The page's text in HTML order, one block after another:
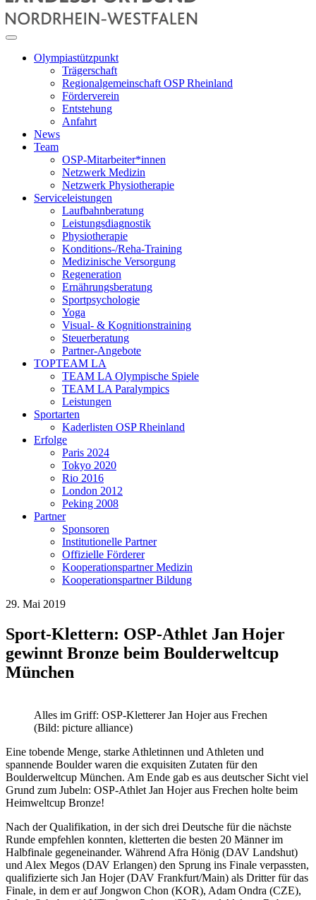
Olympiastützpunkt
Trägerschaft
Regionalgemeinschaft OSP Rheinland
Förderverein
Entstehung
Anfahrt
News
Team
OSP-Mitarbeiter*innen
Netzwerk Medizin
Netzwerk Physiotherapie
Serviceleistungen
Laufbahnberatung
Leistungsdiagnostik
Physiotherapie
Konditions-/Reha-Training
Medizinische Versorgung
Regeneration
Ernährungsberatung
Sportpsychologie
Yoga
Visual- & Kognitionstraining
Steuerberatung
Partner-Angebote
TOPTEAM LA
TEAM LA Olympische Spiele
TEAM LA Paralympics
Leistungen
Sportarten
Kaderlisten OSP Rheinland
Erfolge
Paris 2024
Tokyo 2020
Rio 2016
London 2012
Peking 2008
Partner
Sponsoren
Institutionelle Partner
Offizielle Förderer
Kooperationspartner Medizin
Kooperationspartner Bildung
29. Mai 2019
Sport-Klettern: OSP-Athlet Jan Hojer
gewinnt Bronze beim Boulderweltcup
München
Alles im Griff: OSP-Kletterer Jan Hojer aus Frechen
(Bild: picture alliance)
Eine tobende Menge, starke Athletinnen und Athleten und
spannende Boulder waren die exquisiten Zutaten für den
Boulderweltcup München. Am Ende gab es aus deutscher Sicht viel
Grund zum Jubeln: OSP-Athlet Jan Hojer aus Frechen holte beim
Heimweltcup Bronze!
Nach der Qualifikation, in der sich drei Deutsche für die nächste
Runde empfehlen konnten, kletterten die besten 20 Männer im
Halbfinale gegeneinander. Während Afra Hönig (DAV Landshut)
und Alex Megos (DAV Erlangen) den Sprung ins Finale verpassten,
qualifizierte sich Jan Hojer (DAV Frankfurt/Main) als Dritter für das
Finale, in dem er auf Jongwon Chon (KOR), Adam Ondra (CZE),